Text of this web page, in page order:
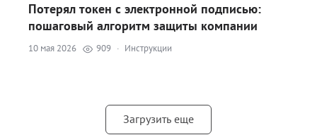
Потерял токен с электронной подписью:
пошаговый алгоритм защиты компании
10 мая 2026 909 · Инструкции
Загрузить еще